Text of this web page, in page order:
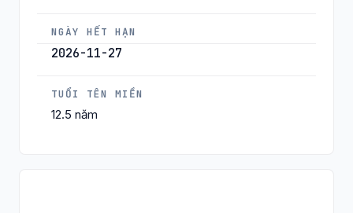
NGÀY HẾT HẠN
2026-11-27
TUỔI TÊN MIỀN
12.5 năm